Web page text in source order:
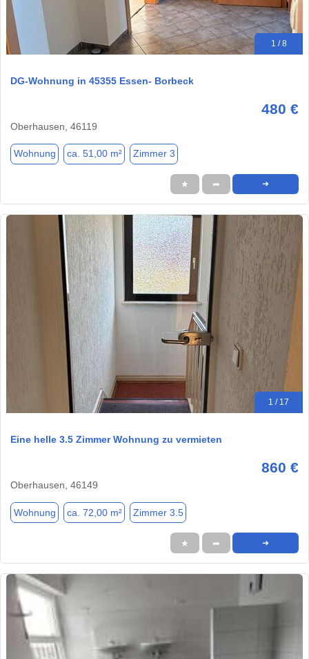
1 / 8
DG-Wohnung in 45355 Essen- Borbeck
480 €
Oberhausen, 46119
Wohnung ca. 51,00 m² Zimmer 3
★ ➦ ➜
1 / 17
Eine helle 3.5 Zimmer Wohnung zu vermieten
860 €
Oberhausen, 46149
Wohnung ca. 72,00 m² Zimmer 3.5
★ ➦ ➜